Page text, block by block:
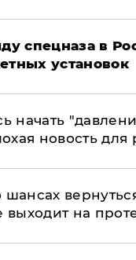
спецназа в
установок
новость для
шансах
на